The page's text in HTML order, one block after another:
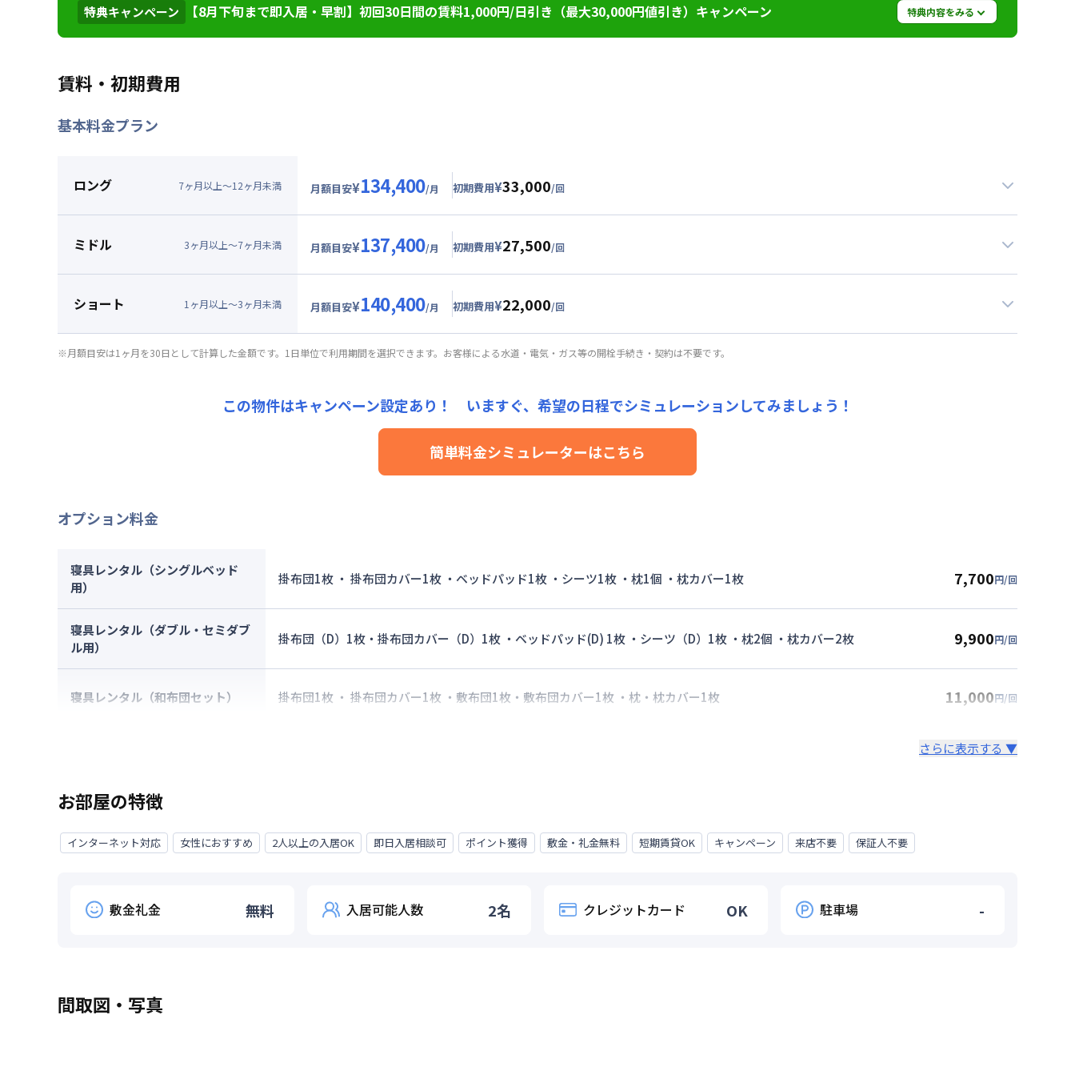
情報更新日 2026年7月23日
特典キャンペーン 【8月下旬まで即入居・早割】初回30日間の賃料1,000円/日引き（最大30,000円値引き）キャンペーン 特典内容をみる
利用条件
お部屋が無くなり次第終了します。
賃料・初期費用
基本料金プラン
ロング 7ヶ月以上～12ヶ月未満 月額目安¥134,400/月 初期費用¥33,000/回
賃料：84,000円/月 (2,800円/日)
その他費用詳細料金
24,000円/月 (800円/日)
契約事務手数料： 5,000円/回（税抜）
ミドル 3ヶ月以上～7ヶ月未満 月額目安¥137,400/月 初期費用¥27,500/回
賃料：87,000円/月 (2,900円/日)
その他費用詳細料金
初期費用詳細料金
契約事務手数料 ：5,000
ショート 1 ヶ月以上～3ヶ月未満 月額目安¥140,400/月 初期費用¥22,000/回
賃料：90,000円/月 (3,000円/日)
清掃料：15,000円/回 (税抜)
契約事務手数料：5,000円/回（税抜）
※月額目安は1ヶ月を30日として計算した金額です。1日単位で利用期間を選択できます。お客様による水道・電気・ガス等の開栓手続き・契約は不要です。
この物件はキャンペーン設定あり！ いますぐ、 希望の日程でシミュレーションしてみましょう！
簡単料金シミュレーターはこちら
オプション料金
寝具レンタル（シングルベッド
用）
掛布団1枚 ・ 掛布団カバー1枚 ・ベッドパッド1枚 ・シーツ1枚 ・枕1個 ・枕カバー1枚 7,700円/回
寝具レンタル（ダブル・セミダブ
ル用）
掛布団（D）1枚・掛布団カバー（D）1枚 ・ベッドパッド(D) 1枚 ・シーツ（D）1枚 ・枕2個 ・枕カバー2枚 9,900円/回
寝具レンタル（和布団セット） 掛布団1枚 ・ 掛布団カバー1枚 ・敷布団1枚・敷布団カバー1枚 ・枕・枕カバー1枚 11,000円/回
さらに表示する ▼
お部屋の特徴
インターネット対応 女性におすすめ 2人以上の入居OK 即日入居相談可 ポイント獲得 敷金・礼金無料 短期賃貸OK キャンペーン 来店不要 保証人不要
敷金礼金 無料 入居可能人数 2名 クレジットカード OK 駐車場 -
間取図・写真